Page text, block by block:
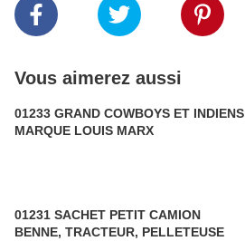
Vous aimerez aussi
01233 GRAND COWBOYS ET INDIENS
MARQUE LOUIS MARX
01231 SACHET PETIT CAMION
BENNE, TRACTEUR, PELLETEUSE